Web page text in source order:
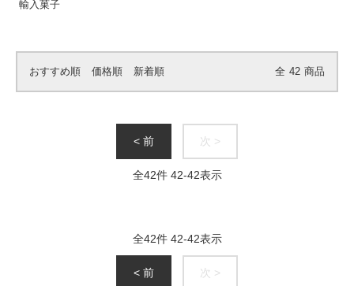
輸入菓子
おすすめ順 価格順 新着順 全 42 商品
< 前 次 >
全42件 42-42表示
全42件 42-42表示
< 前 次 >